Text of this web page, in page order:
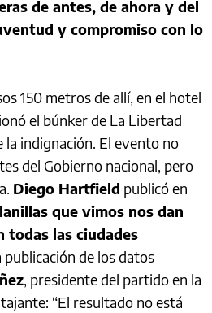
de antes, de ahora y del
y compromiso con lo
150 metros de allí, en el hotel
el búnker de La Libertad
la indignación. El evento no
del Gobierno nacional, pero
Diego Hartfield publicó en
que vimos nos dan
todas las ciudades
publicación de los datos
, presidente del partido en la
“El resultado no está